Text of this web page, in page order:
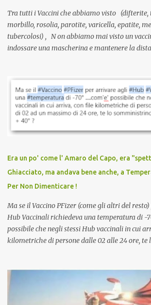
Tra tutti i Vaccini che abbiamo visto (difterite,
morbillo, rosolia, parotite, varicella, epatite,
tubercolosi) , N on abbiamo mai visto un
indossare una mascherina e mantenere la
vaccinazione. Non avevamo mai sentito
sconti, incentivi per vaccinarsi. Non avevamo
discriminazioni per coloro che non l’hanno
vaccinato, nessuno aveva prima cercato di
persona cattiva. Non avevamo mai visto un
vaccino usato per minacciare i mezzi di
scuola. Non avevamo mai visto un vaccino che
dodicenne di ignorare il consenso dei genitori.
che abbiamo elencato sopra...
Era un po' come l' Amaro del Capo, era
Ghiacciato, ma andava bene anche, a
Per Non Dimenticare !
Ma se il Vaccino PFizer (come gli altri del
Hub Vaccinali richiedeva una temperatura di -
possibile che negli stessi Hub vaccinali in cui
kilometriche di persone dalle 02 alle 24 ore,
Vaccino come: l' Amaro del Capo, era
andava bene anche, a Temperatura Ambiente"!
l'articolo per NON Dimenticare!